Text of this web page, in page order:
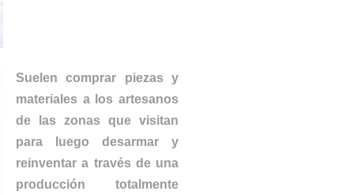
Suelen comprar piezas y
materiales a los artesanos
de las zonas que visitan
para luego desarmar y
reinventar a través de una
producción totalmente